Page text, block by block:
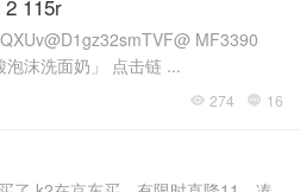
115r
MF3390
泡沫洗面奶」 点击链 ...
 274  16